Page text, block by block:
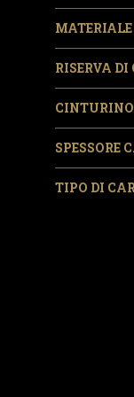
MATERIALE
RISERVA
CINTURINO
SPESSORE
TIPO DI